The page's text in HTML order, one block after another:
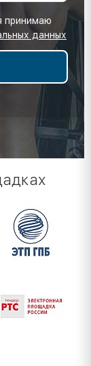
принимаю
данных